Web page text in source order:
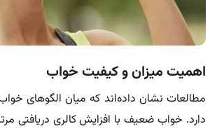
اهمیت میزان و کیفیت خواب
مطالعات نشان داده‌اند که میان الگوهای
دارد. خواب ضعیف با افزایش کالری دریافتی